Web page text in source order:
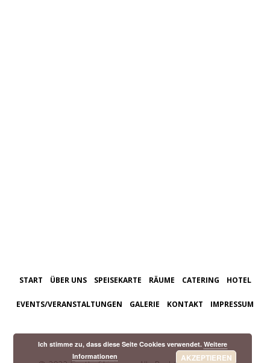
START ÜBER UNS SPEISEKARTE RÄUME CATERING HOTEL
EVENTS/VERANSTALTUNGEN GALERIE KONTAKT IMPRESSUM
Ich stimme zu, dass diese Seite Cookies verwendet.Weitere
Informationen
AKZEPTIEREN